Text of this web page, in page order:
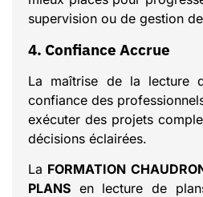
supervision ou de gestion
4. Confiance Accrue
La maîtrise de la lecture
confiance des
exécuter des projets
décisions éclairées.
La FORMATION
PLANS en lecture de